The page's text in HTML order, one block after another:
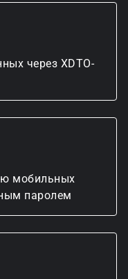
через XDTO-
мобильных
паролем